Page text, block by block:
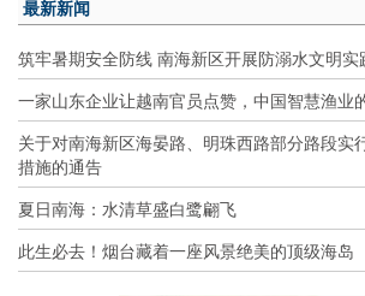
最新新闻
筑牢暑期安全防线 南海新区开展防溺水文明实
一家山东企业让越南官员点赞，中国智慧渔业
关于对南海新区海晏路、明珠西路部分路段实
措施的通告
夏日南海：水清草盛白鹭翩飞
此生必去！烟台藏着一座风景绝美的顶级海岛